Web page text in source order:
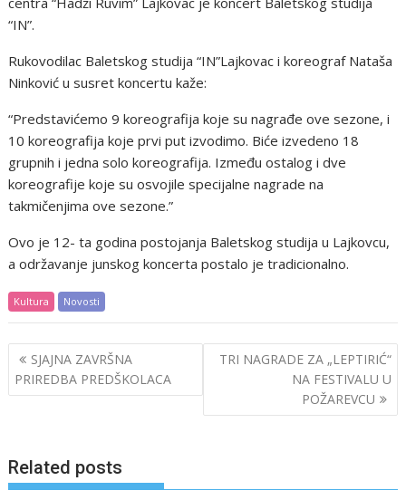
“IN”.
Rukovodilac Baletskog studija “IN”Lajkovac i koreograf Nataša
Ninković u susret koncertu kaže:
“Predstavićemo 9 koreografija koje su nagrađe ove sezone, i
10 koreografija koje prvi put izvodimo. Biće izvedeno 18
grupnih i jedna solo koreografija. Između ostalog i dve
koreografije koje su osvojile specijalne nagrade na
takmičenjima ove sezone.”
Ovo je 12- ta godina postojanja Baletskog studija u Lajkovcu,
a održavanje junskog koncerta postalo je tradicionalno.
Kultura Novosti
Post
navigation
SJAJNA ZAVRŠNA
PRIREDBA PREDŠKOLACA
TRI NAGRADE ZA „LEPTIRIĆ“
NA FESTIVALU U
POŽAREVCU
Related posts